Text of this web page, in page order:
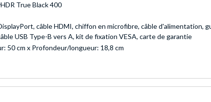
True Black 400
câble HDMI, chiffon en microfibre, câble d'alimentation,
USB Type-B vers A, kit de fixation VESA, carte de garantie
50 cm x Profondeur/longueur: 18,8 cm